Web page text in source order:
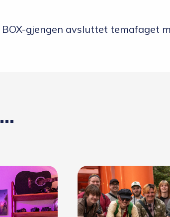
gjengen avsluttet temafaget